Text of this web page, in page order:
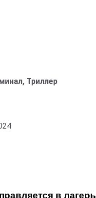
Триллер
в лагерь